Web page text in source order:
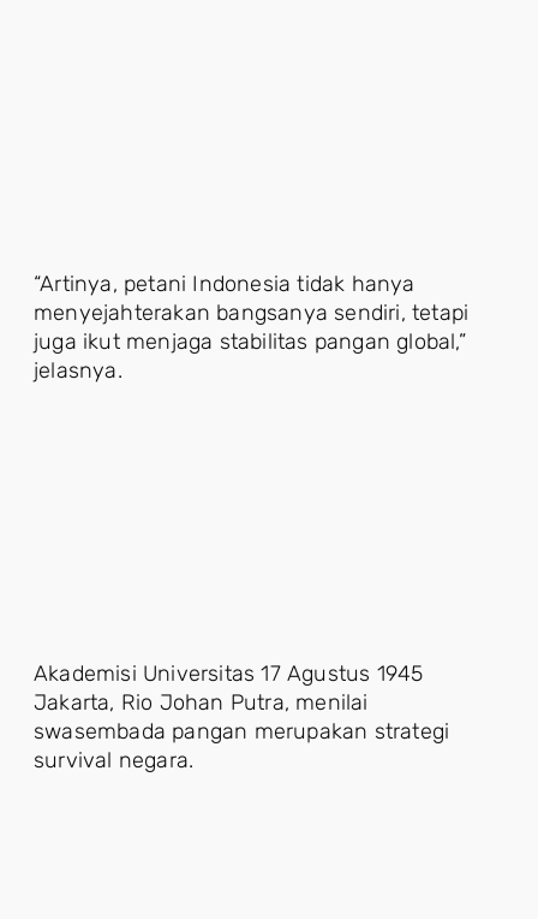
“Artinya, petani Indonesia tidak hanya
menyejahterakan bangsanya sendiri, tetapi
juga ikut menjaga stabilitas pangan global,”
jelasnya.
Akademisi Universitas 17 Agustus 1945
Jakarta, Rio Johan Putra, menilai
swasembada pangan merupakan strategi
survival negara.